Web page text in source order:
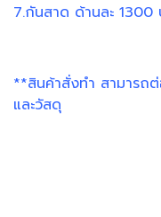
7.กันสาด ด้านละ 1300
**สินค้าสั่งทำ สามารถ
และวัสดุ